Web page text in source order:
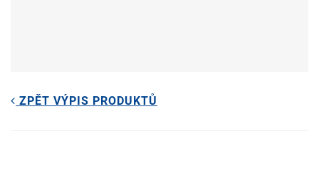
ZPĚT VÝPIS PRODUKTŮ